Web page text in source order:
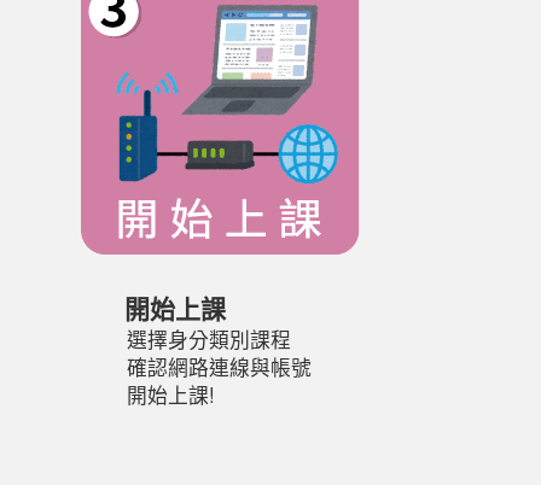
開始上課
選擇身分類別課程
確認網路連線與帳號
開始上課!